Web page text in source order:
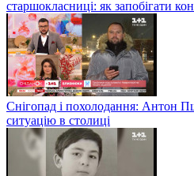
старшокласниці: як запобігати
Снігопад і похолодання: Антон
ситуацію в столиці